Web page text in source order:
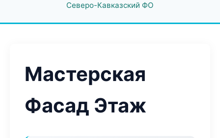
Северо-Кавказский ФО
Мастерская
Фасад Этаж